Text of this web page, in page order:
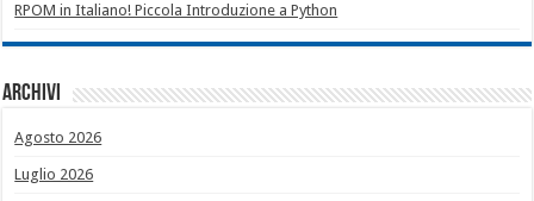
RPOM in Italiano! Piccola Introduzione a Python
Archivi
Agosto 2026
Luglio 2026